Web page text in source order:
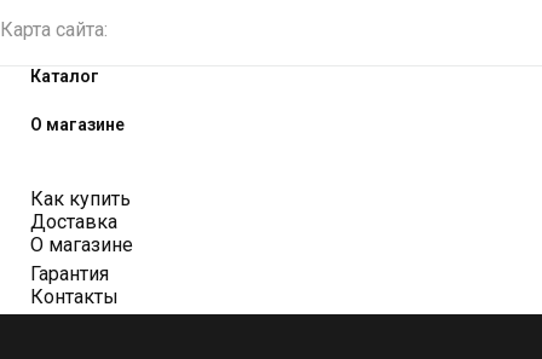
Карта сайта:
Каталог
О магазине
Как купить
Доставка
О магазине
Гарантия
Контакты